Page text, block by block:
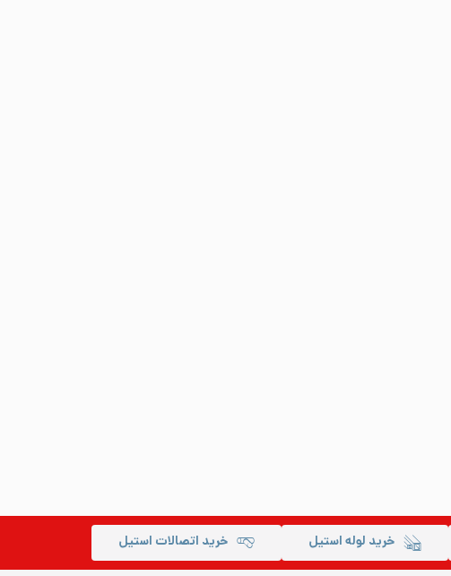
خرید لوله استیل خرید اتصالات استیل